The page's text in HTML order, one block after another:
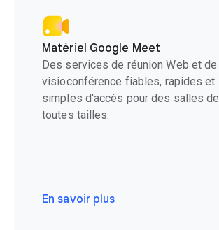
Matériel Google Meet
Des services de réunion Web et de
visioconférence fiables, rapides et
simples d'accès pour des salles de
toutes tailles.
En savoir plus